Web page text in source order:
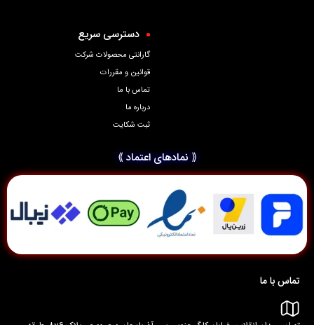
دسترسی سریع
گارانتی محصولات شرکت
قوانین و مقررات
تماس با ما
درباره ما
ثبت شکایت
⟪ نمادهای اعتماد ⟫
تماس با ما